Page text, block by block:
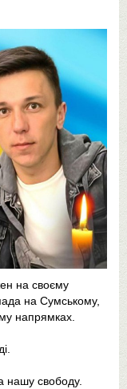
на своєму
на Сумському,
напрямках.
нашу свободу.